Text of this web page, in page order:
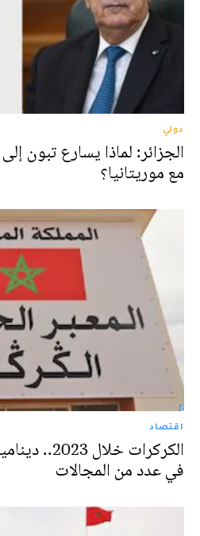
دولي
الجزائر: لماذا يسارع تبون
مع موريتانيا؟
اقتصاد
الكركرات
في عدد من المجالات